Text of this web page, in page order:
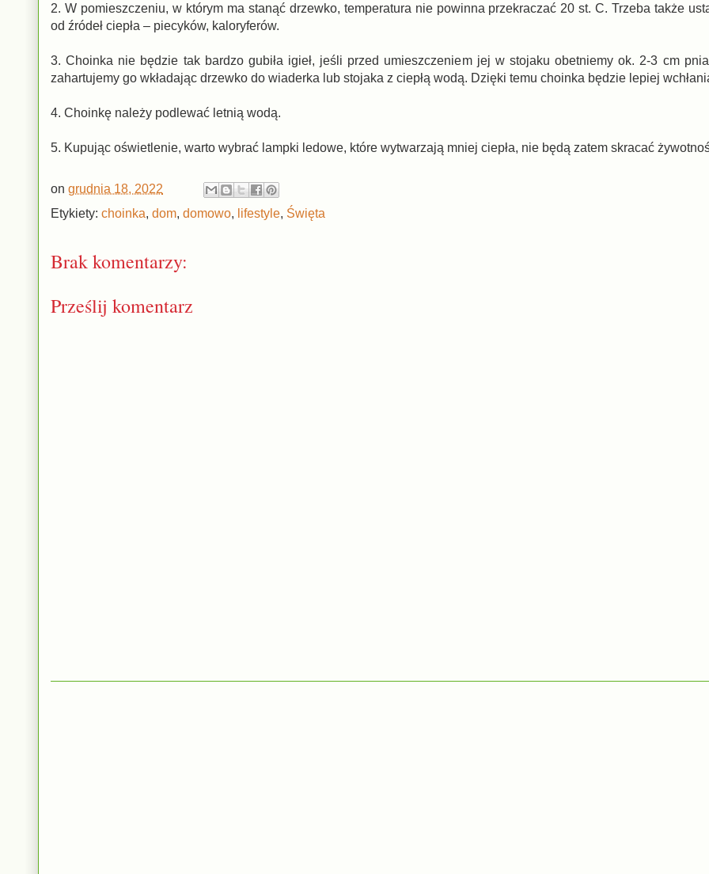
2. W pomieszczeniu, w którym ma stanąć drzewko, temperatura nie powinna przekraczać 20 st. C. Trzeba także
od źródeł ciepła – piecyków, kaloryferów.
3. Choinka nie będzie tak bardzo gubiła igieł, jeśli przed umieszczeniem jej w stojaku obetniemy ok. 2-3 cm
zahartujemy go wkładając drzewko do wiaderka lub stojaka z ciepłą wodą. Dzięki temu choinka będzie lepiej
4. Choinkę należy podlewać letnią wodą.
5. Kupując oświetlenie, warto wybrać lampki ledowe, które wytwarzają mniej ciepła, nie będą zatem skracać
on grudnia 18, 2022
Etykiety: choinka, dom, domowo, lifestyle, Święta
Brak komentarzy:
Prześlij komentarz